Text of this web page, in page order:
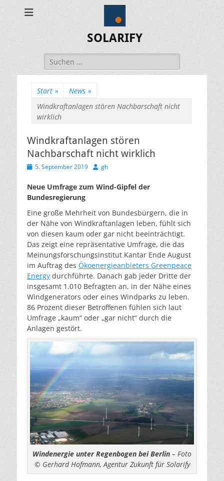
SOLARIFY
Suchen
nach:
Start » News »
Windkraftanlagen stören Nachbarschaft nicht
wirklich
Windkraftanlagen stören
Nachbarschaft nicht wirklich
Veröffentlicht
5. September 2019 Autor
gh
Neue Umfrage zum Wind-Gipfel der
Bundesregierung
Eine große Mehrheit von Bundesbürgern, die in
der Nähe von Windkraftanlagen leben, fühlt sich
von diesen kaum oder gar nicht beeinträchtigt.
Das zeigt eine repräsentative Umfrage, die das
Meinungsforschungsinstitut Kantar Ende August
im Auftrag des Ökoenergieanbieters Greenpeace
Energy durchführte. Danach gab jeder Dritte der
insgesamt 1.010 Befragten an, in der Nähe eines
Windgenerators oder eines Windparks zu leben.
86 Prozent dieser Betroffenen fühlen sich laut
Umfrage „kaum“ oder „gar nicht“ durch die
Anlagen gestört.
Windenergie unter Regenbogen bei Berlin – Foto
© Gerhard Hofmann, Agentur Zukunft für Solarify